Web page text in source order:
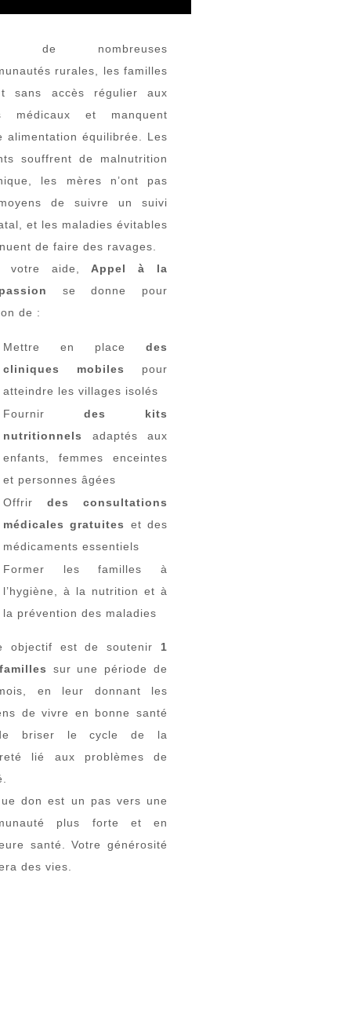
de nombreuses
rurales, les familles
sans accès régulier aux
médicaux et manquent
alimentation équilibrée. Les
souffrent de malnutrition
les mères n’ont pas
de suivre un suivi
et les maladies évitables
de faire des ravages.
votre aide, Appel à la
se donne pour
de :
Mettre en place des
cliniques mobiles
pour
atteindre les villages isolés
Fournir des kits
nutritionnels
adaptés aux
enfants, femmes enceintes
et personnes âgées
Offrir des consultations
médicales gratuites
et des
médicaments essentiels
Former les familles à
l’hygiène, à la nutrition et à
la prévention des maladies
objectif est de soutenir 1
sur une période de
en leur donnant les
de vivre en bonne santé
briser le cycle de la
lié aux problèmes de
don est un pas vers une
plus forte et en
santé. Votre générosité
des vies.